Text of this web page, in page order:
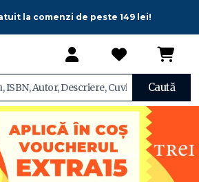
la comenzi de peste 149 lei!
Caută